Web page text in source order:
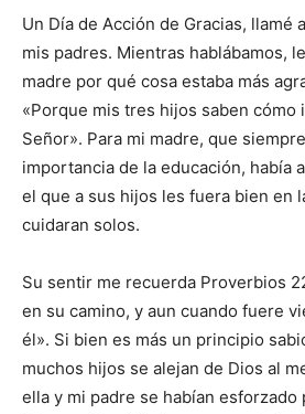
Un Día de Acción de Gracias, llamé
mis padres. Mientras hablábamos,
madre por qué cosa estaba más
«Porque mis tres hijos saben cómo
Señor». Para mi madre, que
importancia de la educación, había
el que a sus hijos les fuera bien en
cuidaran solos.
Su sentir me recuerda Proverbios
en su camino, y aun cuando fuere
él». Si bien es más un principio
muchos hijos se alejan de Dios al
ella y mi padre se habían esforzado